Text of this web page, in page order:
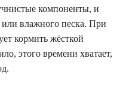
компоненты, и
влажного песка. При
кормить жёсткой
этого времени хватает,